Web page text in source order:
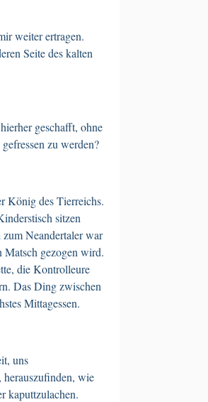
weiter ertragen.
Seite des kalten
geschafft, ohne
zu werden?
König des Tierreichs.
sitzen
Neandertaler war
Matsch gezogen wird.
die Kontrolleure
Das Ding zwischen
Mittagessen.
uns
wie
kaputtzulachen.